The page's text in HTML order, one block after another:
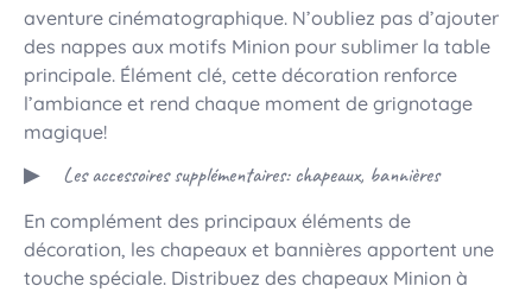
aventure cinématographique. N’oubliez pas d’ajouter
des nappes aux motifs Minion pour sublimer la table
principale. Élément clé, cette décoration renforce
l’ambiance et rend chaque moment de grignotage
magique!
Les accessoires supplémentaires: chapeaux, bannières
En complément des principaux éléments de
décoration, les chapeaux et bannières apportent une
touche spéciale. Distribuez des chapeaux Minion à